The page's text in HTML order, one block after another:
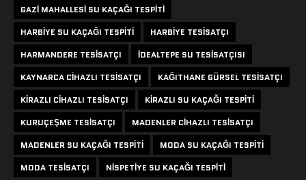
GAZI MAHALLESI SU KAÇAĞI TESPITI
HARBIYE SU KAÇAĞI TESPITI
HARBIYE TESISATÇI
HARMANDERE TESISATÇI
IDEALTEPE SU TESISATÇISI
KAYNARCA CIHAZLI TESISATÇI
KAĞITHANE GÜRSEL TESISATÇI
KIRAZLI CIHAZLI TESISATÇI
KIRAZLI SU KAÇAĞI TESPITI
KURUÇEŞME TESISATÇI
MADENLER CIHAZLI TESISATÇI
MADENLER SU KAÇAĞI TESPITI
MODA SU KAÇAĞI TESPITI
MODA TESISATÇI
NISPETIYE SU KAÇAĞI TESPITI